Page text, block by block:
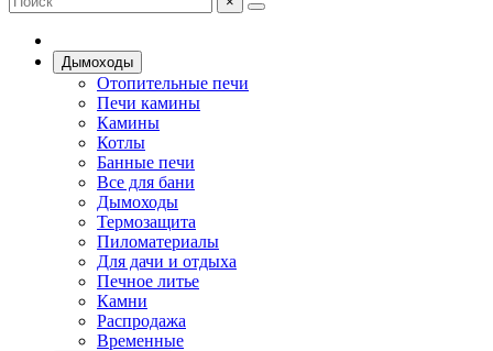
Дымоходы
Отопительные печи
Печи камины
Камины
Котлы
Банные печи
Все для бани
Дымоходы
Термозащита
Пиломатериалы
Для дачи и отдыха
Печное литье
Камни
Распродажа
Временные